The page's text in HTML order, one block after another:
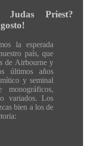
Priest?
la esperada
país, que
de Airbourne y
últimos años
y seminal
variados. Los
bien a los de